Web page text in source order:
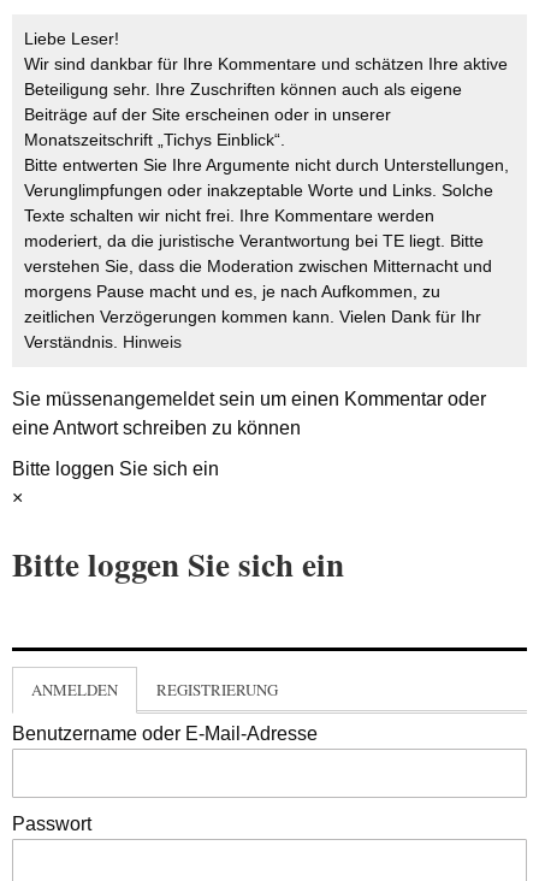
Liebe Leser!
Wir sind dankbar für Ihre Kommentare und schätzen Ihre aktive
Beteiligung sehr. Ihre Zuschriften können auch als eigene
Beiträge auf der Site erscheinen oder in unserer
Monatszeitschrift „Tichys Einblick“.
Bitte entwerten Sie Ihre Argumente nicht durch Unterstellungen,
Verunglimpfungen oder inakzeptable Worte und Links. Solche
Texte schalten wir nicht frei. Ihre Kommentare werden
moderiert, da die juristische Verantwortung bei TE liegt. Bitte
verstehen Sie, dass die Moderation zwischen Mitternacht und
morgens Pause macht und es, je nach Aufkommen, zu
zeitlichen Verzögerungen kommen kann. Vielen Dank für Ihr
Verständnis. Hinweis
Sie müssenangemeldetsein um einen Kommentar oder
eine Antwort schreiben zu können
Bitte loggen Sie sich ein
×
Bitte loggen Sie sich ein
ANMELDEN REGISTRIERUNG
Benutzername oder E-Mail-Adresse
Passwort